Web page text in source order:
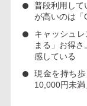
普段利用して
が高いのは「
キャッシュ
まる」お得さ
感している
現金を持ち
10,000円未